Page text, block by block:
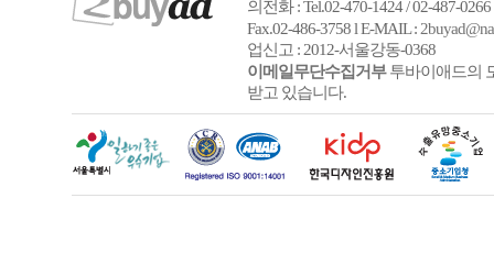
의전화 : Tel.02-470-1424 / 02-487-0266
Fax.02-486-3758 l E-MAIL :
업신고 : 2012-서울강동-0368
이메일무단수집거부투바이애드의
받고 있습니다.